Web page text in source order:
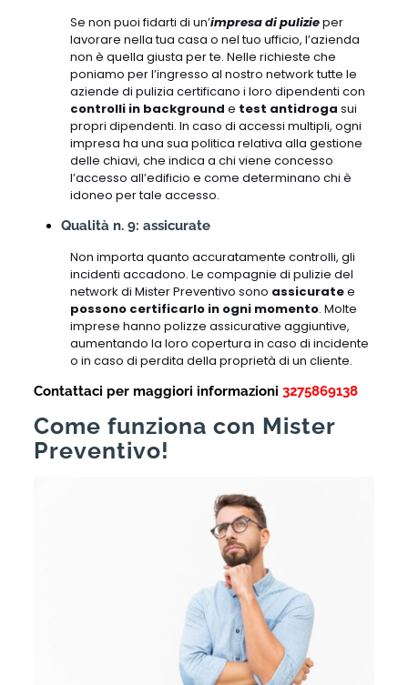
Se non puoi fidarti di un’impresa di pulizieper
lavorare nella tua casa o nel tuo ufficio, l’azienda
non è quella giusta per te. Nelle richieste che
poniamo per l’ingresso al nostro network tutte le
aziende di pulizia certificano i loro dipendenti con
controlli in background e test antidroga sui
propri dipendenti. In caso di accessi multipli, ogni
impresa ha una sua politica relativa alla gestione
delle chiavi, che indica a chi viene concesso
l’accesso all’edificio e come determinano chi è
idoneo per tale accesso.
Qualità n. 9: assicurate
Non importa quanto accuratamente controlli, gli
incidenti accadono. Le compagnie di pulizie del
network di Mister Preventivo sono assicuratee
possono certificarlo in ogni momento. Molte
imprese hanno polizze assicurative aggiuntive,
aumentando la loro copertura in caso di incidente
o in caso di perdita della proprietà di un cliente.
Contattaci per maggiori informazioni 3275869138
Come funziona con Mister
Preventivo!